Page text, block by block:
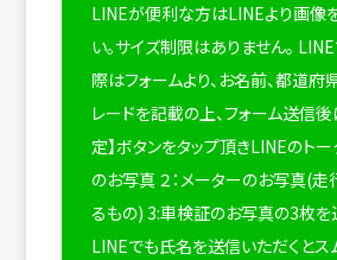
LINEが便利な方はLINEより画像
い。サイズ制限はありません。
際はフォームより、お名前、都道府
レードを記載の上、フォーム送信
定】ボタンをタップ頂きLINEのトー
のお写真 ２：メーターのお写真(
るもの) 3:車検証のお写真の3枚を
LINEでも氏名を送信いただくとス